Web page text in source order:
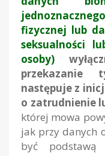
fizycznej lub
seksualności
osoby)
przekazanie
następuje z
o zatrudnienie
której mowa
jak przy danych
być podstawą